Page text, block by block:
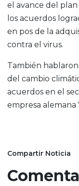
el avance del
los acuerdos
en pos de la
contra el virus.
También
del cambio
acuerdos en el
empresa alemana
Compartir Noticia